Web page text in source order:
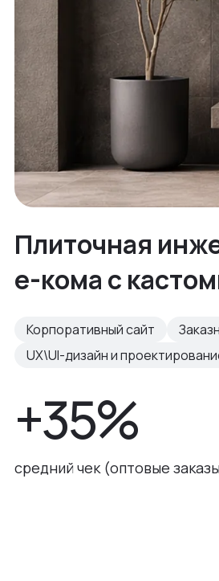
Плиточная
е-кома с
Корпоративный сайт
UX\UI-дизайн и
+35%
средний чек (оптовые